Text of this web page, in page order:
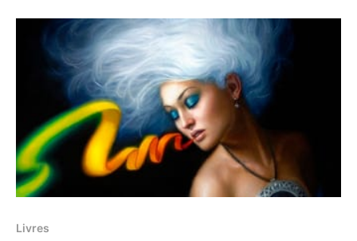
Livres